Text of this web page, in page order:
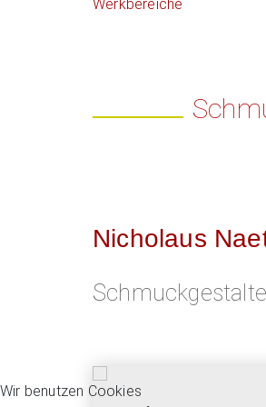
Werkbereiche
Nicholaus
Wir benutzen Cookies